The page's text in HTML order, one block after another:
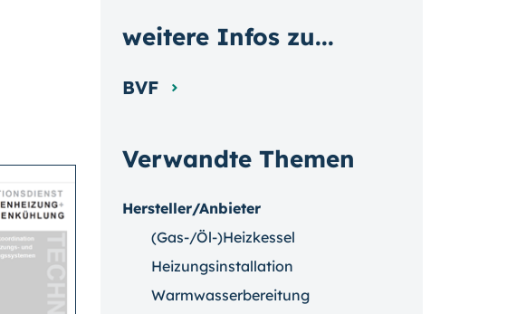
Verwandte Themen
Hersteller/Anbieter
(Gas-/Öl-)Heizkessel
Heizungsinstallation
Warmwasserbereitung
weitere Infos zu...
BVF